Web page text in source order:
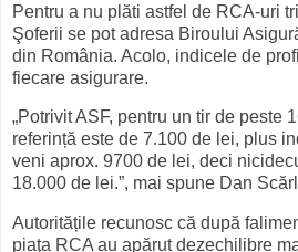
Pentru a nu plăti astfel de RCA-uri
Şoferii se pot adresa Biroului
din România. Acolo, indicele de
fiecare asigurare.
„Potrivit ASF, pentru un tir de peste
referință este de 7.100 de lei, plus
veni aprox. 9700 de lei, deci
18.000 de lei.”, mai spune Dan
Autoritățile recunosc că după
piaţa RCA au apărut dezechilibre